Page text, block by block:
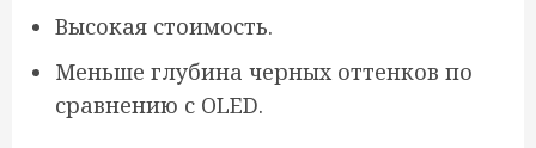
Высокая стоимость.
Меньше глубина черных оттенков по
сравнению с OLED.